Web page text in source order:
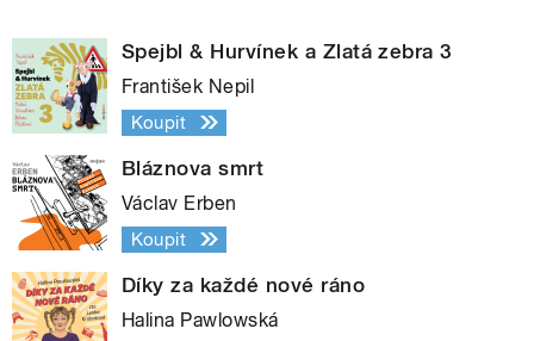
Spejbl & Hurvínek a Zlatá zebra 3
František Nepil
Koupit
Bláznova smrt
Václav Erben
Koupit
Díky za každé nové ráno
Halina Pawlowská